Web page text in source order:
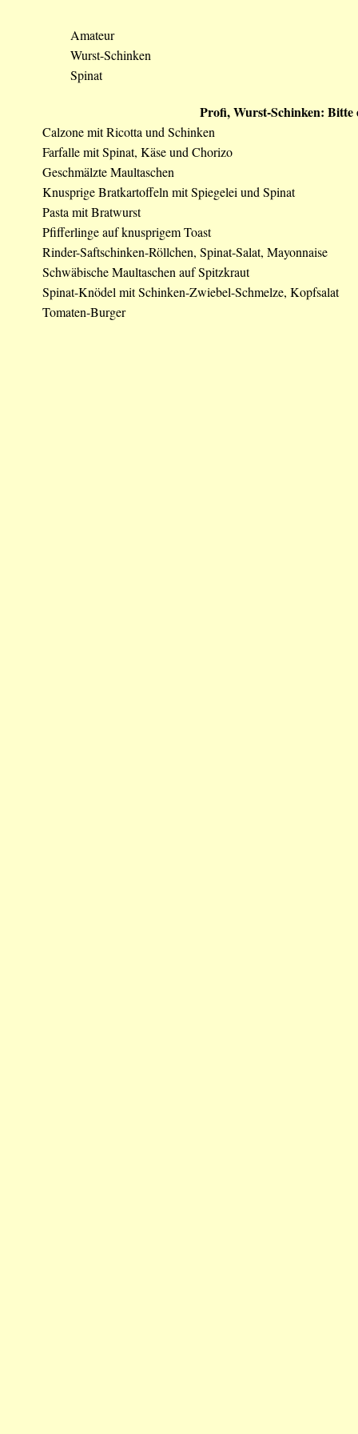
Amateur
Wurst-Schinken
Spinat
Profi, Wurst-Schinken: Bitte
Calzone mit Ricotta und Schinken
Farfalle mit Spinat, Käse und Chorizo
Geschmälzte Maultaschen
Knusprige Bratkartoffeln mit Spiegelei und Spinat
Pasta mit Bratwurst
Pfifferlinge auf knusprigem Toast
Rinder-Saftschinken-Röllchen, Spinat-Salat, Mayonnaise
Schwäbische Maultaschen auf Spitzkraut
Spinat-Knödel mit Schinken-Zwiebel-Schmelze, Kopfsalat
Tomaten-Burger